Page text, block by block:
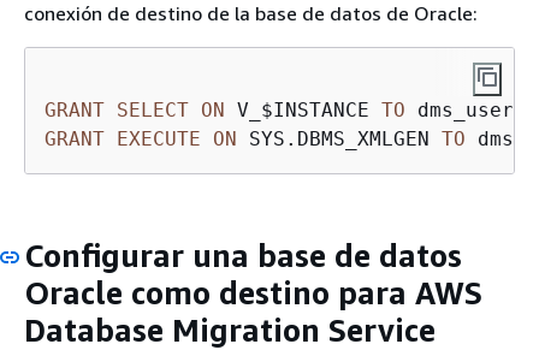
conexión de destino de la base de datos de Oracle:
GRANT SELECT ON V_$INSTANCE TO
GRANT EXECUTE ON SYS.DBMS_XMLGEN TO
Configurar una base de datos
Oracle como destino para AWS
Database Migration Service